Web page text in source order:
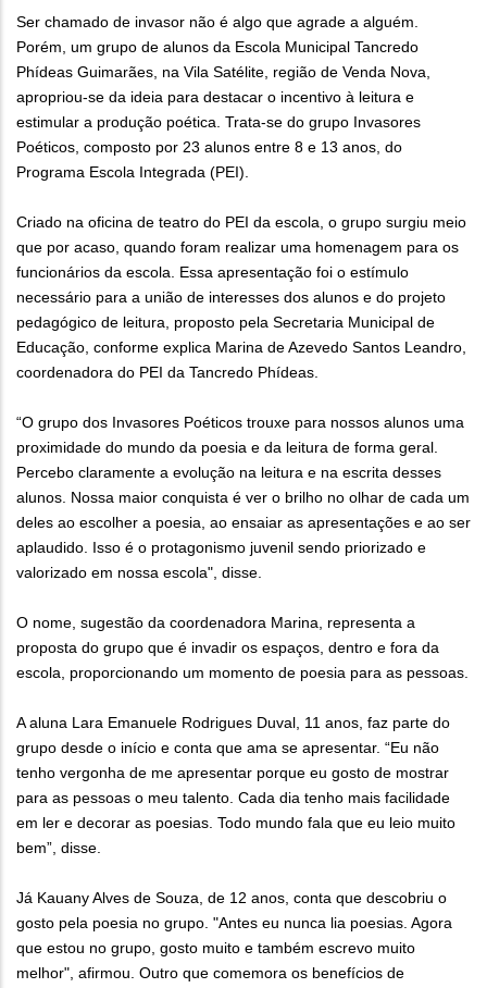
Ser chamado de invasor não é algo que agrade a alguém.
Porém, um grupo de alunos da Escola Municipal Tancredo
Phídeas Guimarães, na Vila Satélite, região de Venda Nova,
apropriou-se da ideia para destacar o incentivo à leitura e
estimular a produção poética. Trata-se do grupo Invasores
Poéticos, composto por 23 alunos entre 8 e 13 anos, do
Programa Escola Integrada (PEI).
Criado na oficina de teatro do PEI da escola, o grupo surgiu meio
que por acaso, quando foram realizar uma homenagem para os
funcionários da escola. Essa apresentação foi o estímulo
necessário para a união de interesses dos alunos e do projeto
pedagógico de leitura, proposto pela Secretaria Municipal de
Educação, conforme explica Marina de Azevedo Santos Leandro,
coordenadora do PEI da Tancredo Phídeas.
“O grupo dos Invasores Poéticos trouxe para nossos alunos uma
proximidade do mundo da poesia e da leitura de forma geral.
Percebo claramente a evolução na leitura e na escrita desses
alunos. Nossa maior conquista é ver o brilho no olhar de cada um
deles ao escolher a poesia, ao ensaiar as apresentações e ao ser
aplaudido. Isso é o protagonismo juvenil sendo priorizado e
valorizado em nossa escola", disse.
O nome, sugestão da coordenadora Marina, representa a
proposta do grupo que é invadir os espaços, dentro e fora da
escola, proporcionando um momento de poesia para as pessoas.
A aluna Lara Emanuele Rodrigues Duval, 11 anos, faz parte do
grupo desde o início e conta que ama se apresentar. “Eu não
tenho vergonha de me apresentar porque eu gosto de mostrar
para as pessoas o meu talento. Cada dia tenho mais facilidade
em ler e decorar as poesias. Todo mundo fala que eu leio muito
bem”, disse.
Já Kauany Alves de Souza, de 12 anos, conta que descobriu o
gosto pela poesia no grupo. "Antes eu nunca lia poesias. Agora
que estou no grupo, gosto muito e também escrevo muito
melhor", afirmou. Outro que comemora os benefícios de